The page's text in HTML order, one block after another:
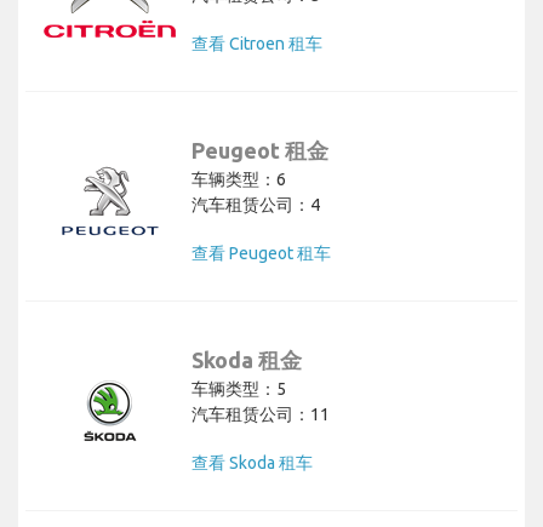
查看 Citroen 租车
Peugeot 租金
车辆类型：6
汽车租赁公司：4
查看 Peugeot 租车
Skoda 租金
车辆类型：5
汽车租赁公司：11
查看 Skoda 租车